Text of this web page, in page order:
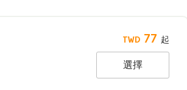
77
選擇